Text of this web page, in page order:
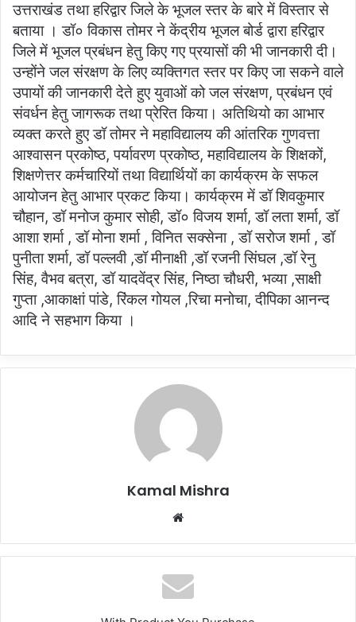
उत्तराखंड तथा हरिद्वार जिले के भूजल स्तर के बारे में विस्तार से
बताया । डॉ० विकास तोमर ने केंद्रीय भूजल बोर्ड द्वारा हरिद्वार
जिले में भूजल प्रबंधन हेतु किए गए प्रयासों की भी जानकारी दी।
उन्होंने जल संरक्षण के लिए व्यक्तिगत स्तर पर किए जा सकने वाले
उपायों की जानकारी देते हुए युवाओं को जल संरक्षण, प्रबंधन एवं
संवर्धन हेतु जागरूक तथा प्रेरित किया। अतिथियो का आभार
व्यक्त करते हुए डॉ तोमर ने महाविद्यालय की आंतरिक गुणवत्ता
आश्वासन प्रकोष्ठ, पर्यावरण प्रकोष्ठ, महाविद्यालय के शिक्षकों,
शिक्षणेत्तर कर्मचारियों तथा विद्यार्थियों का कार्यक्रम के सफल
आयोजन हेतु आभार प्रकट किया। कार्यक्रम में डॉ शिवकुमार
चौहान, डॉ मनोज कुमार सोही, डॉ० विजय शर्मा, डॉ लता शर्मा, डॉ
आशा शर्मा , डॉ मोना शर्मा , विनित सक्सेना , डॉ सरोज शर्मा , डॉ
पुनीता शर्मा, डॉ पल्लवी ,डॉ मीनाक्षी ,डॉ रजनी सिंघल ,डॉ रेनु
सिंह, वैभव बत्रा, डॉ यादवेंद्र सिंह, निष्ठा चौधरी, भव्या ,साक्षी
गुप्ता ,आकाक्षां पांडे, रिंकल गोयल ,रिचा मनोचा, दीपिका आनन्द
आदि ने सहभाग किया ।
Kamal Mishra
Website